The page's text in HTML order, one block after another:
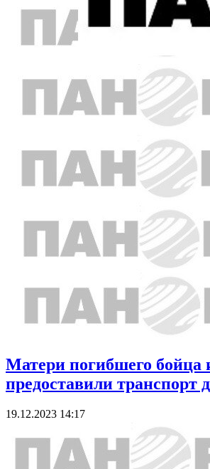
Матери погибшего бойца
предоставили транспорт
19.12.2023 14:17